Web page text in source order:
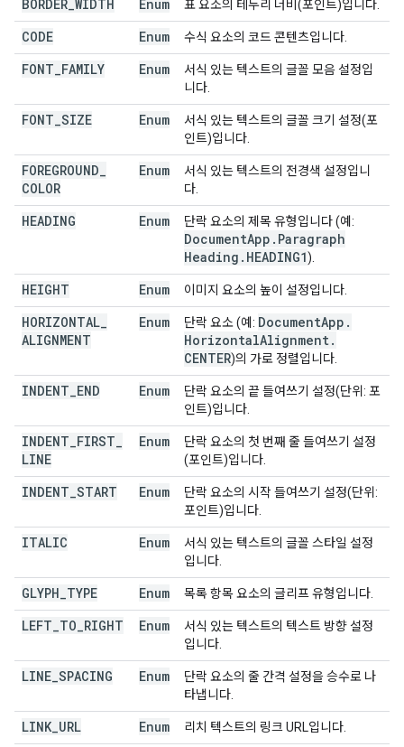
BORDER WIDTH Enum 표 요소의 테두리 너비(포인트)입니다.
CODE Enum 수식 요소의 코드 콘텐츠입니다.
FONT FAMILY Enum
서식 있는 텍스트의 글꼴 모음 설정입
니다.
FONT SIZE Enum
서식 있는 텍스트의 글꼴 크기 설정(포
인트)입니다.
FOREGROUND
COLOR
Enum
서식 있는 텍스트의 전경색 설정입니
다.
HEADING Enum 단락 요소의 제목 유형입니다 (예:
DocumentApp . Paragraph
Heading . HEADING1).
HEIGHT Enum 이미지 요소의 높이 설정입니다.
HORIZONTAL
ALIGNMENT
Enum 단락 요소 (예: DocumentApp .
HorizontalAlignment.
CENTER)의 가로 정렬입니다.
INDENT END Enum
단락 요소의 끝 들여쓰기 설정(단위: 포
인트)입니다.
INDENT FIRST
LINE
Enum
단락 요소의 첫 번째 줄 들여쓰기 설정
(포인트)입니다.
INDENT START Enum
단락 요소의 시작 들여쓰기 설정(단위:
포인트)입니다.
ITALIC Enum
서식 있는 텍스트의 글꼴 스타일 설정
입니다.
GLYPH TYPE Enum 목록 항목 요소의 글리프 유형입니다.
LEFT TO RIGHT Enum
서식 있는 텍스트의 텍스트 방향 설정
입니다.
LINE SPACING Enum
단락 요소의 줄 간격 설정을 승수로 나
타냅니다.
LINK URL Enum 리치 텍스트의 링크 URL입니다.